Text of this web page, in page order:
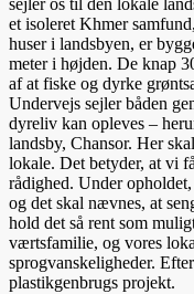
sejler os til den lokale
et isoleret Khmer
huser i landsbyen, er
meter i højden. De knap
af at fiske og dyrke
Undervejs sejler båden
dyreliv kan opleves –
landsby, Chansor. Her
lokale. Det betyder, at vi
rådighed. Under
og det skal nævnes, at
hold det så rent som
værtsfamilie, og vores
sprogvanskeligheder.
plastikgenbrugs projekt.